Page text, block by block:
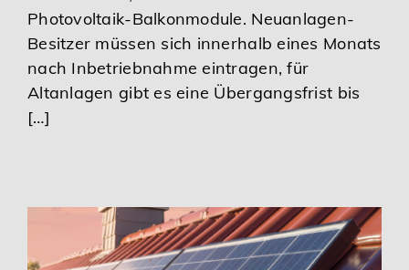
Photovoltaik-Balkonmodule. Neuanlagen-
Besitzer müssen sich innerhalb eines Monats
nach Inbetriebnahme eintragen, für
Altanlagen gibt es eine Übergangsfrist bis
[…]